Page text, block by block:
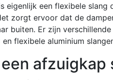
eigenlijk een flexibele
zorgt ervoor dat de
buiten. Er zijn
en flexibele aluminium